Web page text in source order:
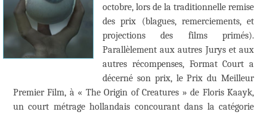
octobre, lors de la traditionnelle remise
des prix (blagues, remerciements, et
projections des films primés).
Parallèlement aux autres Jurys et aux
autres récompenses, Format Court a
décerné son prix, le Prix du Meilleur
Premier Film, à « The Origin of Creatures » de Floris Kaayk,
un court métrage hollandais concourant dans la catégorie